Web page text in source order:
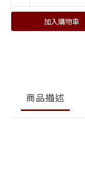
加入購物車
商品描述